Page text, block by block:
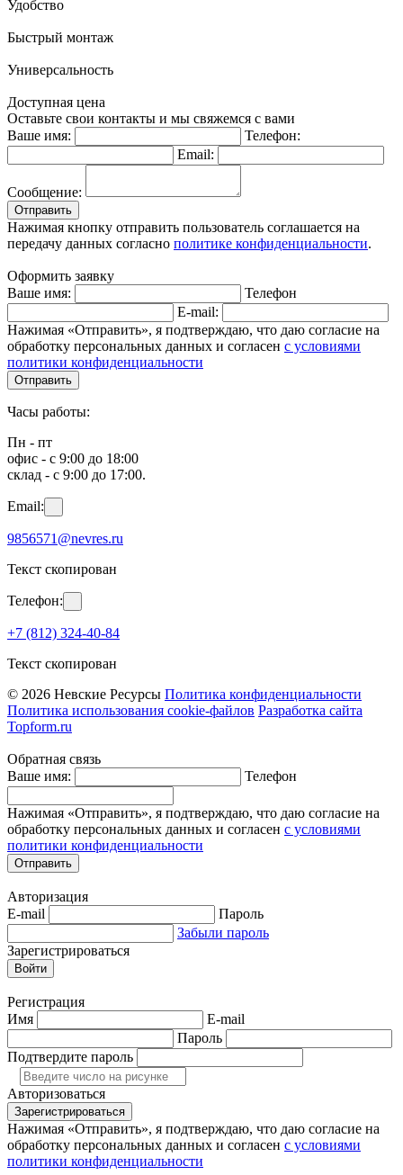
Удобство
Быстрый монтаж
Универсальность
Доступная цена
Оставьте свои контакты и мы свяжемся с вами
Ваше имя:
Телефон:
Email:
Сообщение:
Отправить
Нажимая кнопку отправить пользователь соглашается на
передачу данных согласно политике конфиденциальности.
Оформить заявку
Ваше имя:
Телефон
E-mail:
Нажимая «Отправить», я подтверждаю, что даю согласие на
обработку персональных данных и согласен с условиями
политики конфиденциальности
Отправить
Часы работы:
Пн - пт
офис - с 9:00 до 18:00
склад - с 9:00 до 17:00.
Email:
9856571@nevres.ru
Текст скопирован
Телефон:
+7 (812) 324-40-84
Текст скопирован
© 2026 Невские Ресурсы Политика конфиденциальности
Политика использования cookie-файлов Разработка сайта
Topform.ru
Обратная связь
Ваше имя:
Телефон
Нажимая «Отправить», я подтверждаю, что даю согласие на
обработку персональных данных и согласен с условиями
политики конфиденциальности
Отправить
Авторизация
E-mail
Пароль
Забыли пароль
Зарегистрироваться
Войти
Регистрация
Имя
E-mail
Пароль
Подтвердите пароль
Авторизоваться
Зарегистрироваться
Нажимая «Отправить», я подтверждаю, что даю согласие на
обработку персональных данных и согласен с условиями
политики конфиденциальности